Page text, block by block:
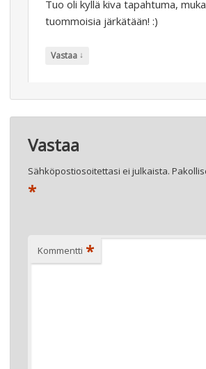
Tuo oli kyllä kiva tapahtuma,
tuommoisia järkätään! :)
Vastaa ↓
Vastaa
Sähköpostiosoitettasi ei julkaista.
*
Kommentti *